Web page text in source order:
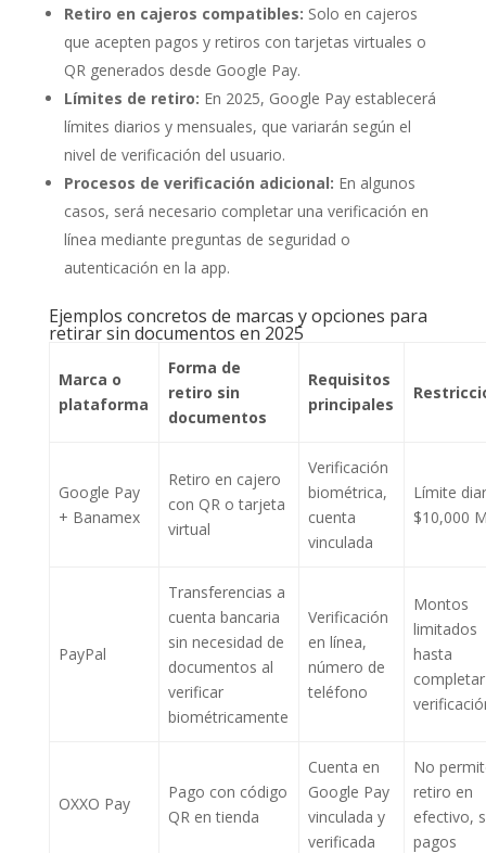
Retiro en cajeros compatibles: Solo en cajeros
que acepten pagos y retiros con tarjetas virtuales o
QR generados desde Google Pay.
Límites de retiro: En 2025, Google Pay establecerá
límites diarios y mensuales, que variarán según el
nivel de verificación del usuario.
Procesos de verificación adicional: En algunos
casos, será necesario completar una verificación en
línea mediante preguntas de seguridad o
autenticación en la app.
Ejemplos concretos de marcas y opciones para
retirar sin documentos en 2025
Marca o
plataforma
Forma de
retiro sin
documentos
Requisitos
principales
Google Pay
+ Banamex
Retiro en cajero
con QR o tarjeta
virtual
Verificación
biométrica,
cuenta
vinculada
Límite
$10,000
PayPal
Transferencias a
cuenta bancaria
sin necesidad de
documentos al
verificar
biométricamente
Verificación
en línea,
número de
teléfono
Montos
limitados
hasta
completar
OXXO Pay
Pago con código
QR en tienda
Cuenta en
Google Pay
vinculada y
verificada
No
retiro en
efectivo,
pagos